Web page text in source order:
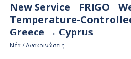
New Service _ FRIGO _
Temperature-
Greece → Cyprus
Νέα / Ανακοινώσεις